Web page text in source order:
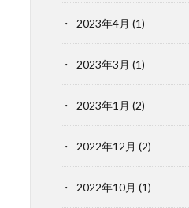
2023年4月 (1)
2023年3月 (1)
2023年1月 (2)
2022年12月 (2)
2022年10月 (1)